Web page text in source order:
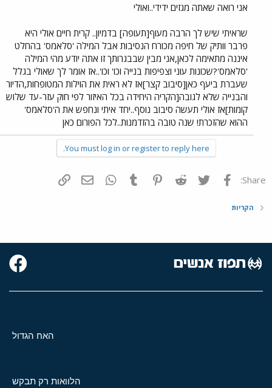
אני רואה שאתה מגזים ידידי..ואולי
שראיתי שיש לך הרבה מעוף[תעופה] בדמיון.. קרית חיים אולי היא
פרבר וותיק של חיפה מכורח הנסיבות אבל המילה 'סלאמס' בהחלט
איננה מתאימה לכאן,אני מבין שבבגרותך זו אתה יודע מהי המילה
'סלאמס'?שכונות עוני וצפיפות בנייה וכו' וכו'..אז אומר לך שאולי בגלל
שעברת ביעף כאן[סיבוב קצר]אז לא ראית את הוילות המטופחות,הדיור
והבנייה שלא לגובה[הקריה היחידה בכל האיזור לפי חוק עזר-עד שלוש
קומות]אז אולי תעשה סיבוב נוסף..יחד איתי ונחפש את ה'סלאמס'
ההוא שהזכרת! שנה טובה בהזדמנות..לכל הפורום כאן
You must log in or register to reply here.
Share: פייסבוק Twitter
Reddit
Pinterest
Tumblr
WhatsAppדואר אלקטרוני
הקריות
האח הגדול
הלוואות רק תבקש